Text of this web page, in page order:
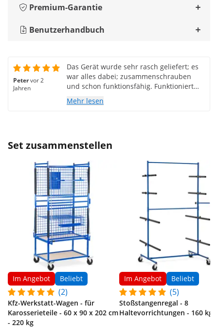
Premium-Garantie
Benutzerhandbuch
Petervor 2
Jahren
Das Gerät wurde sehr rasch geliefert; es
war alles dabei; zusammenschrauben
und schon funktionsfähig. Funktioniert
für unseren Bedarf sehr gut.
Mehr lesen
Set zusammenstellen
Im Angebot Beliebt
(2)
Kfz-Werkstatt-Wagen - für
Karosserieteile - 60 x 90 x 202 cm
- 220 kg
Im Angebot Beliebt
(5)
Stoßstangenregal - 8
Haltevorrichtungen - 160 kg